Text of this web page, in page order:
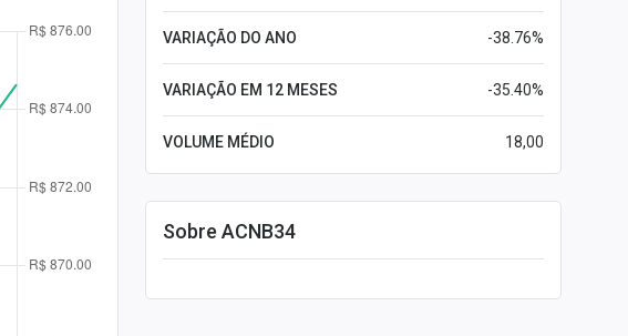
VARIAÇÃO DO ANO -38.76%
VARIAÇÃO EM 12 MESES -35.40%
VOLUME MÉDIO 18,00
Sobre ACNB34
Leia mais